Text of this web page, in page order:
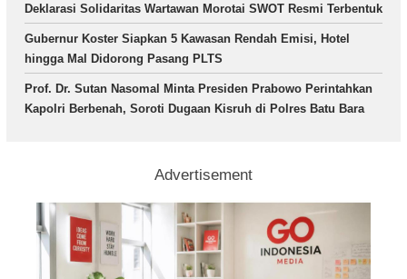
Deklarasi Solidaritas Wartawan Morotai SWOT Resmi Terbentuk
Gubernur Koster Siapkan 5 Kawasan Rendah Emisi, Hotel
hingga Mal Didorong Pasang PLTS
Prof. Dr. Sutan Nasomal Minta Presiden Prabowo Perintahkan
Kapolri Berbenah, Soroti Dugaan Kisruh di Polres Batu Bara
Advertisement